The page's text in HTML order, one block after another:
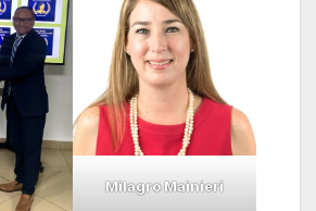
Milagro Mainieri